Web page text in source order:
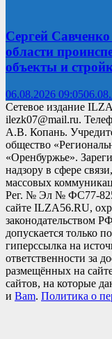
Сергей
области
объекты и
06.08.2026 09:05
Сетевое издание
ilezk07@mail.ru.
А.В. Копань.
общество
«Оренбуржье».
надзору в сфере
массовых
Рег. № Эл № ФС77-
сайте ILZA56.RU,
законодательством
допускается только
гиперссылка на
ответственности за
размещённых на
сайтов, на которые
и Bam. Политика о